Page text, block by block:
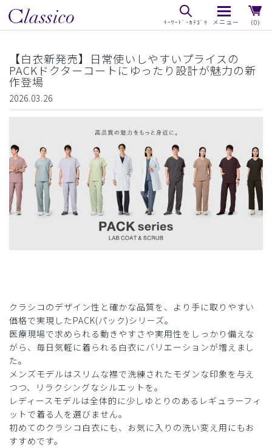
（0）
【白衣新発売】日常使いしやすいプライスの
PACKドクターコートにゆったり設計が魅力の新
作登場
2026.03.26
クラシコのデザイン性と確かな品質を、より手に取りやすい
価格で実現したPACK(パック)シリーズ。
医療現場で求められる動きやすさや実用性をしっかり備えな
がら、毎日気軽に着られる白衣にバリエーションが増えまし
た。
メンズモデルはスリムな襟で洗練されたモダンな印象を与え
つつ、リラクシングなシルエットを。
レディースモデルは全体的に少しゆとりのあるレギュラーフィ
ットで着る人を選びません。
初めてのクラシコ白衣にも、お気に入りの洗い変え用にもお
すすめです。